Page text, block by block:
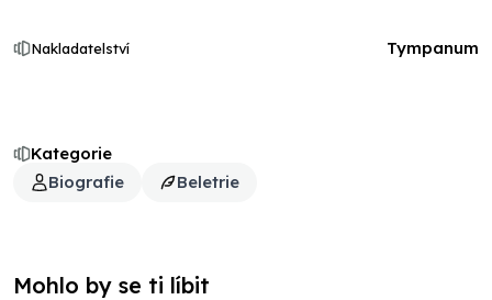
Kategorie
Biografie
Beletrie
Nakladatelství Tympanum
Mohlo by se ti líbit